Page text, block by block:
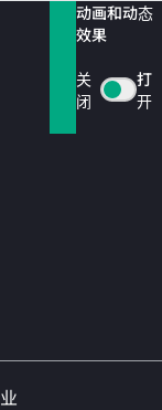
动画和动态
效果
关
闭
打
开